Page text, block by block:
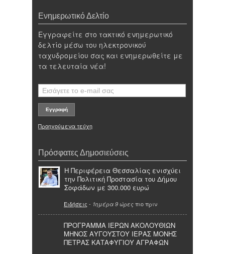
Ενημερωτικό Δελτίο
Εγγραφείτε στο τακτικό ενημερωτικό
δελτίο μέσω του ηλεκτρονικού
ταχυδρομείου σας και ενημερωθείτε με
τα τελευταία νέα!
Προηγούμενα τεύχη
Πρόσφατες Δημοσιεύσεις
Η Περιφέρεια Θεσσαλίας ενισχύει
την Πολιτική Προστασία του Δήμου
Σοφάδων με 300.000 ευρώ
Ειδήσεις - 1ημέρα 9 ώρες πιο πριν
ΠΡΟΓΡΑΜΜΑ ΙΕΡΩΝ ΑΚΟΛΟΥΘΙΩΝ
ΜΗΝΟΣ ΑΥΓΟΥΣΤΟΥ ΙΕΡΑΣ ΜΟΝΗΣ
ΠΕΤΡΑΣ ΚΑΤΑΦΥΓΙΟΥ ΑΓΡΑΦΩΝ